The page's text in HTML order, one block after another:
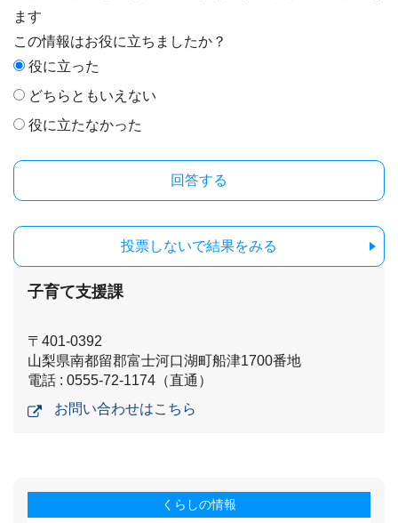
ます
この情報はお役に立ちましたか？
役に立った
どちらともいえない
役に立たなかった
投票しないで結果をみる
子育て支援課
〒401-0392
山梨県南都留郡富士河口湖町船津1700番地
電話 : 0555-72-1174（直通）
お問い合わせはこちら
くらしの情報